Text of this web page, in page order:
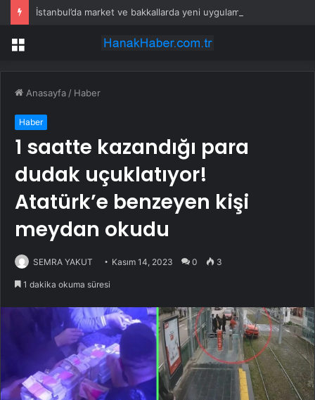
Menü
Anasayfa / Haber
Haber
1 saatte kazandığı para
dudak uçuklatıyor!
Atatürk’e benzeyen kişi
meydan okudu
SEMRA YAKUT Kasım 14, 2023 0 3
1 dakika okuma süresi